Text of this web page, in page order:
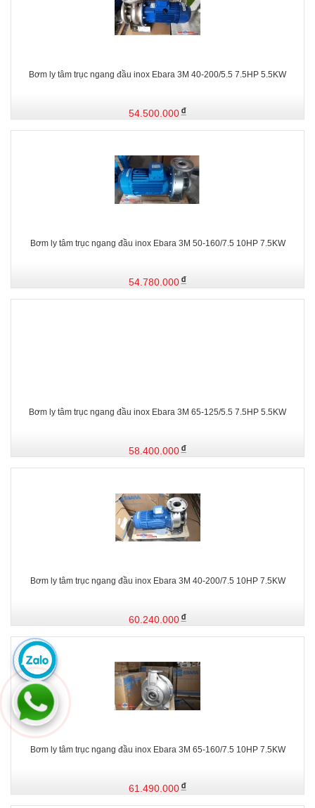
Bơm ly tâm trục ngang đầu inox Ebara 3M 40-200/5.5 7.5HP 5.5KW
54.500.000
Bơm ly tâm trục ngang đầu inox Ebara 3M 50-160/7.5 10HP 7.5KW
54.780.000
Bơm ly tâm trục ngang đầu inox Ebara 3M 65-125/5.5 7.5HP 5.5KW
58.400.000
Bơm ly tâm trục ngang đầu inox Ebara 3M 40-200/7.5 10HP 7.5KW
60.240.000
Bơm ly tâm trục ngang đầu inox Ebara 3M 65-160/7.5 10HP 7.5KW
61.490.000